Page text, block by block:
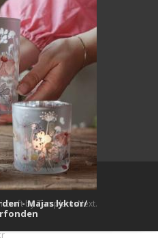
- Majas lyktor/
i-craftby TemplatesNext.